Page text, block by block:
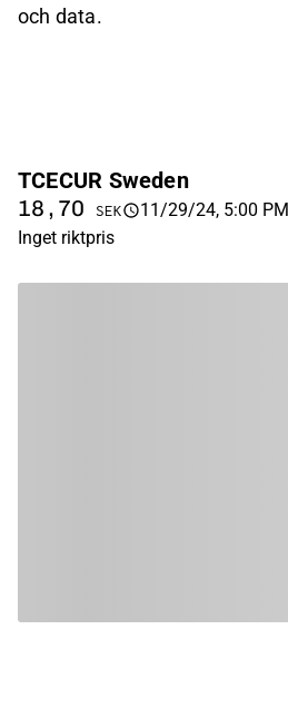
och data.
TCECUR Sweden
18,70 SEK
11/29/24, 5:00 PM
Inget riktpris